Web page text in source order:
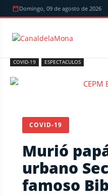
Domingo, 09 de agosto de 2026
COVID-19 ESPECTACULOS
COVID-19
Murió
urbano
famoso